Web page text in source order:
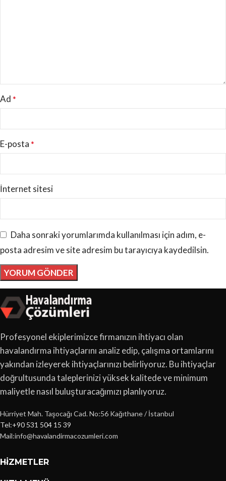
Ad *
E-posta *
İnternet sitesi
Daha sonraki yorumlarımda kullanılması için adım, e-
posta adresim ve site adresim bu tarayıcıya kaydedilsin.
Profesyonel ekiplerimizce firmanızın ihtiyacı olan
havalandırma ihtiyaçlarını analiz edip, çalışma ortamlarını
yakından izleyerek ihtiyaçlarınızı belirliyoruz. Bu ihtiyaçlar
doğrultusunda taleplerinizi yüksek kalitede ve minimum
maliyetle nasıl buluşturacağımızı planlıyoruz.
Hürriyet Mah. Taşocağı Cad. No:56 Kağıthane / İstanbul
Tel:+90 531 504 15 39
Mail:info@havalandirmacozumleri.com
HIZMETLER